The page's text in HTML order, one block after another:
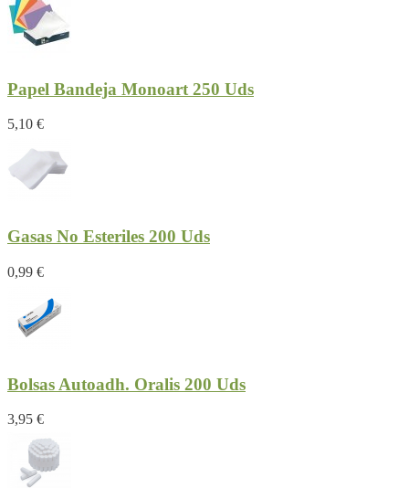
Papel Bandeja Monoart 250 Uds
5,10 €
Gasas No Esteriles 200 Uds
0,99 €
Bolsas Autoadh. Oralis 200 Uds
3,95 €